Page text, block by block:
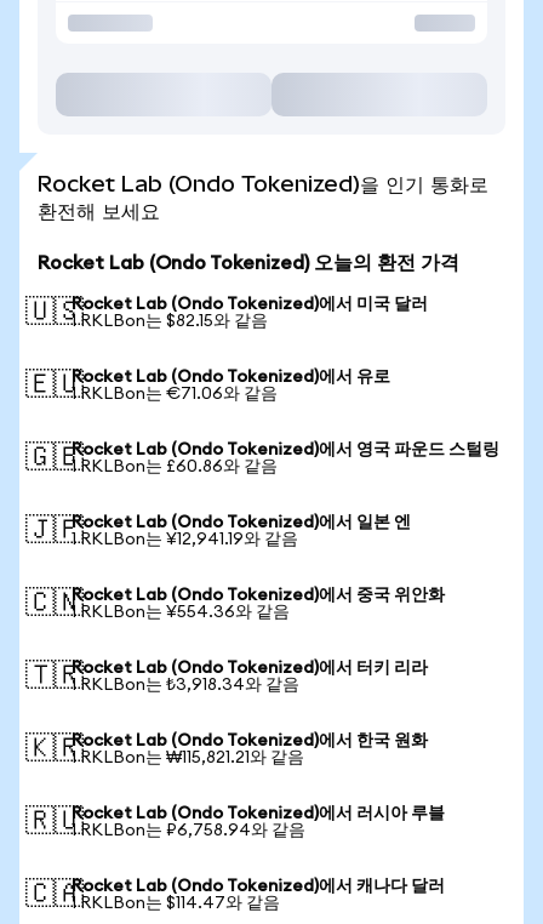
Rocket Lab (Ondo Tokenized)을 인기 통화로
환전해 보세요
Rocket Lab (Ondo Tokenized) 오늘의 환전 가격
🇺🇸Rocket Lab (Ondo Tokenized)에서 미국 달러
1 RKLBon는 $82.15와 같음
🇪🇺Rocket Lab (Ondo Tokenized)에서 유로
1 RKLBon는 €71.06와 같음
🇬🇧Rocket Lab (Ondo Tokenized)에서 영국 파운드 스털링
1 RKLBon는 £60.86와 같음
🇯🇵Rocket Lab (Ondo Tokenized)에서 일본 엔
1 RKLBon는 ¥12,941.19와 같음
🇨🇳Rocket Lab (Ondo Tokenized)에서 중국 위안화
1 RKLBon는 ¥554.36와 같음
🇹🇷Rocket Lab (Ondo Tokenized)에서 터키 리라
1 RKLBon는 ₺3,918.34와 같음
🇰🇷Rocket Lab (Ondo Tokenized)에서 한국 원화
1 RKLBon는 ₩115,821.21와 같음
🇷🇺Rocket Lab (Ondo Tokenized)에서 러시아 루블
1 RKLBon는 ₽6,758.94와 같음
🇨🇦Rocket Lab (Ondo Tokenized)에서 캐나다 달러
1 RKLBon는 $114.47와 같음